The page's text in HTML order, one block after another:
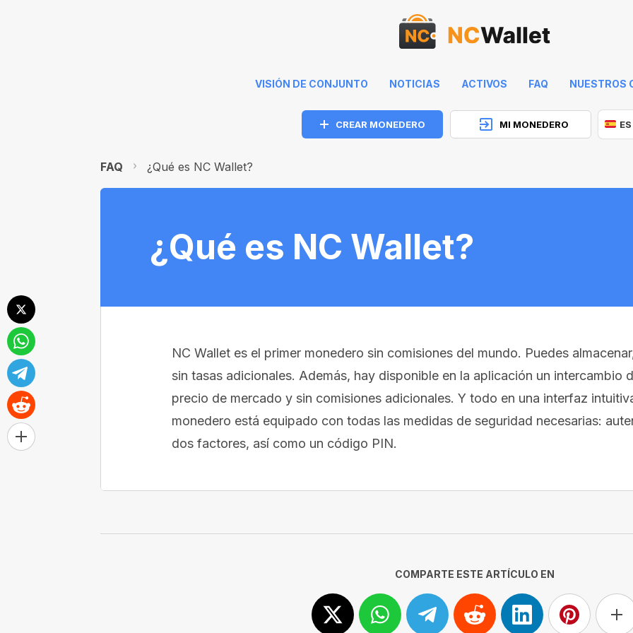
VISIÓN DE CONJUNTO NOTICIAS ACTIVOS FAQ NUESTROS
CREAR MONEDERO MI MONEDERO ES
FAQ ¿Qué es NC Wallet?
¿Qué es NC Wallet?
NC Wallet es el primer monedero sin comisiones del mundo. Puedes
sin tasas adicionales. Además, hay disponible en la aplicación un intercambio
precio de mercado y sin comisiones adicionales. Y todo en una interfaz
monedero está equipado con todas las medidas de seguridad necesarias:
dos factores, así como un código PIN.
COMPARTE ESTE ARTÍCULO EN